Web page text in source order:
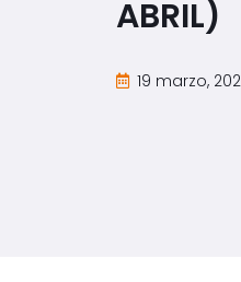
ABRIL)
19 marzo,